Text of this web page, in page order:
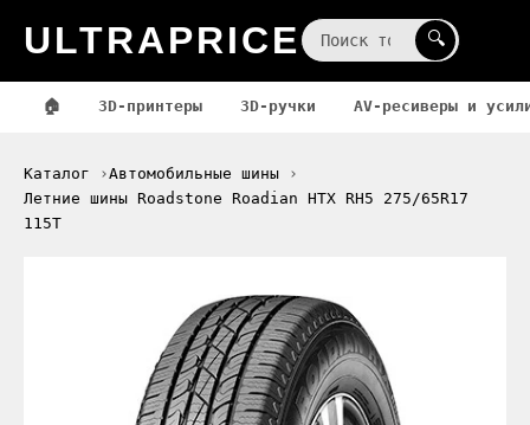
ULTRAPRICE 🔍
🏠 3D-принтеры 3D-ручки AV-ресиверы и
Каталог
Автомобильные шины
Летние шины Roadstone Roadian HTX RH5 275/65R17
115T